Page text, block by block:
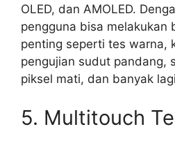
OLED, dan AMOLED.
pengguna bisa melakukan
penting seperti tes warna,
pengujian sudut pandang,
piksel mati, dan banyak
5. Multitouch